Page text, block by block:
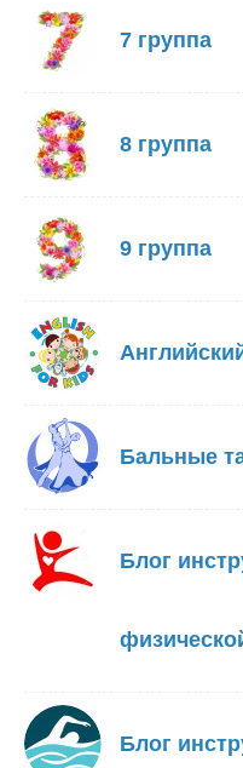
7 группа
8 группа
9 группа
Бальные
Блог
Блог